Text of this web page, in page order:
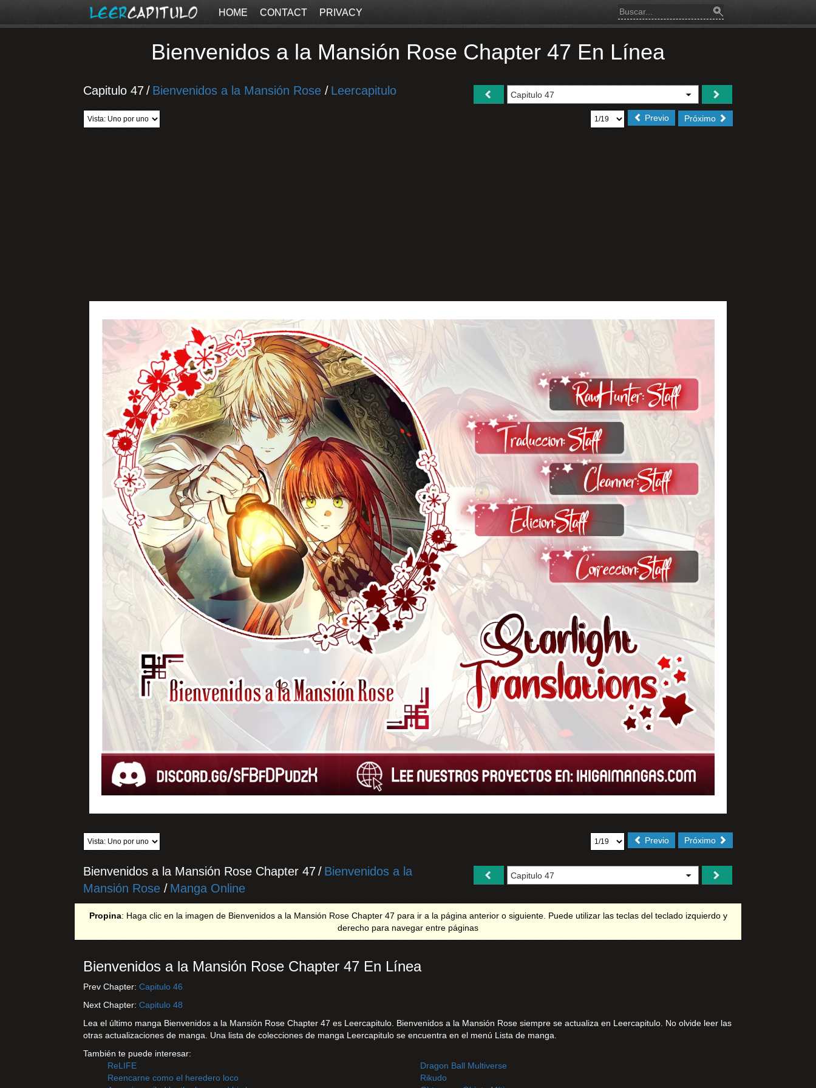
HOME CONTACT PRIVACY
Bienvenidos a la Mansión Rose Chapter 47 En Línea
Capitulo 47/ Bienvenidos a la Mansión Rose / Leercapitulo
Próximo
Previo
Próximo
Previo
Bienvenidos a la Mansión Rose Chapter 47/ Bienvenidos a la
Mansión Rose / Manga Online
Propina: Haga clic en la imagen de Bienvenidos a la Mansión Rose Chapter 47 para ir a la página anterior o siguiente. Puede utilizar las teclas del teclado izquierdo y
derecho para navegar entre páginas
Bienvenidos a la Mansión Rose Chapter 47 En Línea
Prev Chapter: Capitulo 46
Next Chapter: Capitulo 48
Lea el último manga Bienvenidos a la Mansión Rose Chapter 47 es Leercapitulo. Bienvenidos a la Mansión Rose siempre se actualiza en Leercapitulo. No olvide leer las
otras actualizaciones de manga. Una lista de colecciones de manga Leercapitulo se encuentra en el menú Lista de manga.
También te puede interesar:
ReLIFE
Dragon Ball Multiverse
Reencarne como el heredero loco
Rikudo